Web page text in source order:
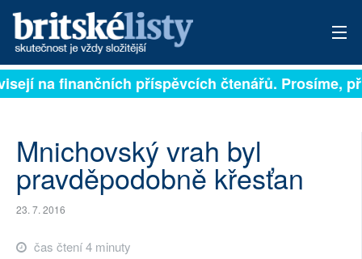
PŘIHLÁSIT
ARCHIV
ROZHOVORY
na finančních příspěvcích čtenářů. Prosíme,
Mnichovský vrah byl
pravděpodobně křesťan
23. 7. 2016
čas čtení 4 minuty